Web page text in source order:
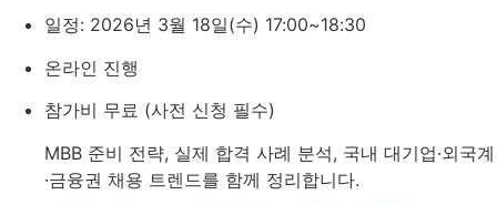
일정: 2026년 3월 18일(수) 17:00~18:30
온라인 진행
참가비 무료 (사전 신청 필수)
MBB 준비 전략, 실제 합격 사례 분석, 국내 대기업·외국계
·금융권 채용 트렌드를 함께 정리합니다.